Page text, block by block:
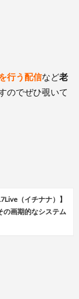
行う配信など老
のでぜひ覗いて
（イチナナ）】
の画期的なシステム